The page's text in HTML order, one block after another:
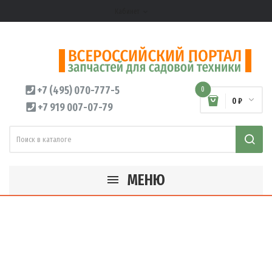
+7 (495) 070-777-5
+7 919 007-07-79
0
0 ₽
МЕНЮ